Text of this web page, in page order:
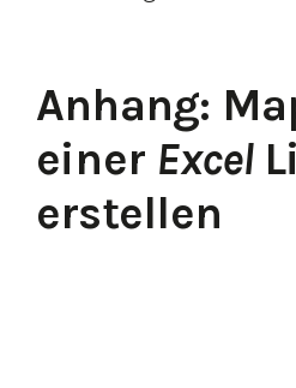
Anhang:
einer Excel
erstellen